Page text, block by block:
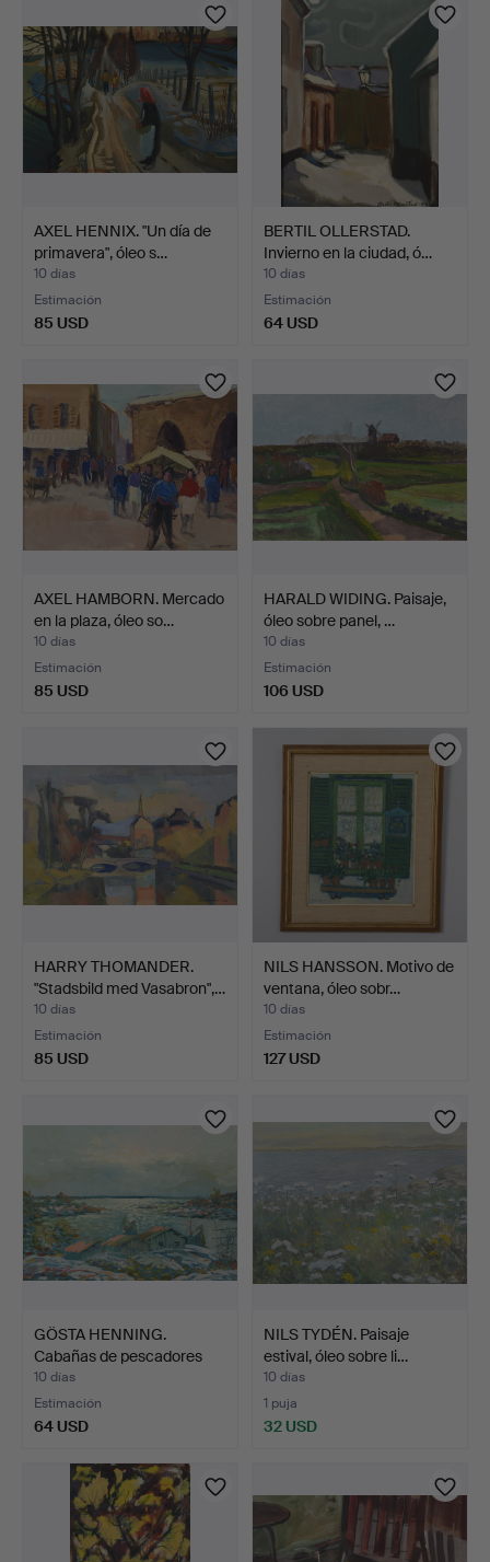
AXEL HENNIX. "Un día de
primavera", óleo s…
10 días
Estimación
85 USD
BERTIL OLLERSTAD.
Invierno en la ciudad, ó…
10 días
Estimación
64 USD
AXEL HAMBORN. Mercado
en la plaza, óleo so…
10 días
Estimación
85 USD
HARALD WIDING. Paisaje,
óleo sobre panel, …
10 días
Estimación
106 USD
HARRY THOMANDER.
"Stadsbild med Vasabron",…
10 días
Estimación
85 USD
NILS HANSSON. Motivo de
ventana, óleo sobr…
10 días
Estimación
127 USD
GÖSTA HENNING.
Cabañas de pescadores
junto…
10 días
Estimación
64 USD
NILS TYDÉN. Paisaje
estival, óleo sobre li…
10 días
1 puja
32 USD